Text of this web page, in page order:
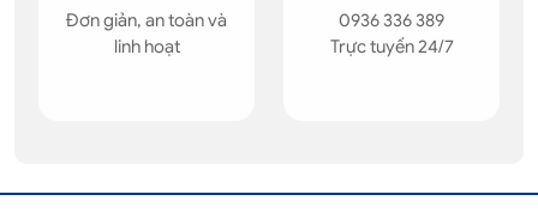
Đơn giản, an toàn và
linh hoạt
0936 336 389
Trực tuyến 24/7